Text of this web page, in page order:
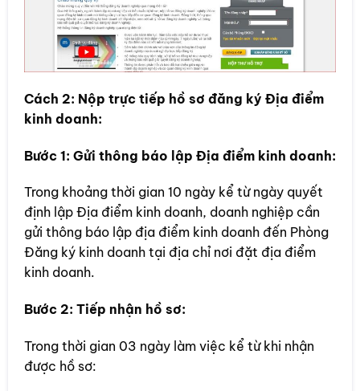
Cách 2: Nộp trực tiếp hồ sơ đăng ký Địa điểm
kinh doanh:
Bước 1: Gửi thông báo lập Địa điểm kinh doanh:
Trong khoảng thời gian 10 ngày kể từ ngày quyết
định lập Địa điểm kinh doanh, doanh nghiệp cần
gửi thông báo lập địa điểm kinh doanh đến Phòng
Đăng ký kinh doanh tại địa chỉ nơi đặt địa điểm
kinh doanh.
Bước 2: Tiếp nhận hồ sơ:
Trong thời gian 03 ngày làm việc kể từ khi nhận
được hồ sơ: